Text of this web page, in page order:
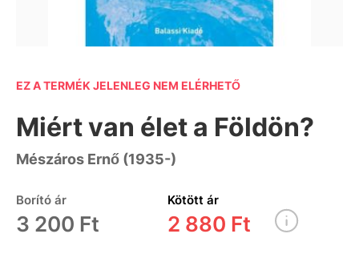
EZ A TERMÉK JELENLEG NEM ELÉRHETŐ
Miért van élet a Földön?
Mészáros Ernő (1935-)
Borító ár
3 200 Ft
Kötött ár
2 880 Ft